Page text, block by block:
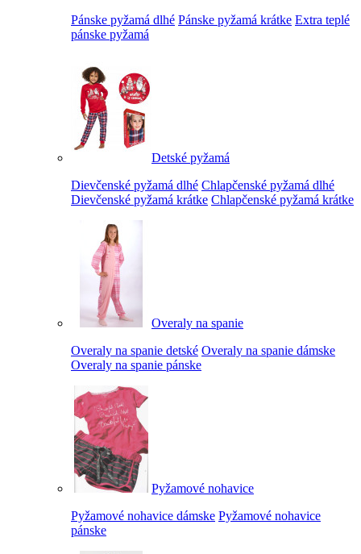
Pánske pyžamá dlhé Pánske pyžamá krátke Extra teplé
pánske pyžamá
Detské pyžamá
Dievčenské pyžamá dlhé Chlapčenské pyžamá dlhé
Dievčenské pyžamá krátke Chlapčenské pyžamá krátke
Overaly na spanie
Overaly na spanie detské Overaly na spanie dámske
Overaly na spanie pánske
Pyžamové nohavice
Pyžamové nohavice dámske Pyžamové nohavice
pánske